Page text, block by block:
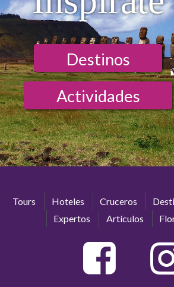
Destinos
Actividades
Tours Hoteles Cruceros
Expertos
Artículos